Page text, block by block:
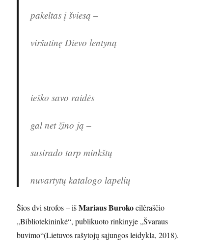
pakeltas į šviesą –
viršutinę Dievo lentyną
ieško savo raidės
gal net žino ją –
susirado tarp minkštų
nuvartytų katalogo lapelių
Šios dvi strofos – išMariaus Burokoeilėraščio
„Bibliotekininkė“, publikuoto rinkinyje „Švaraus
buvimo“(Lietuvos rašytojų sąjungos leidykla, 2018).